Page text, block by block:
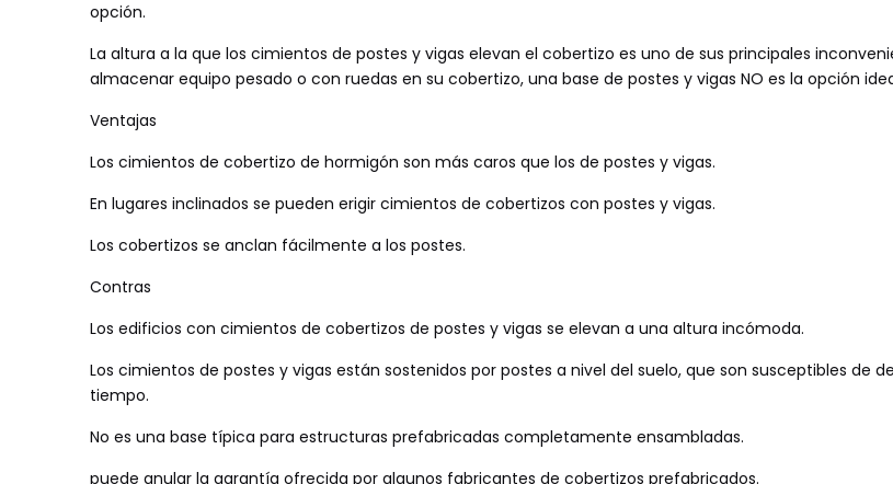
opción.
La altura a la que los cimientos de postes y vigas elevan el cobertizo es uno de sus principales
almacenar equipo pesado o con ruedas en su cobertizo, una base de postes y vigas NO es la opción
Ventajas
Los cimientos de cobertizo de hormigón son más caros que los de postes y vigas.
En lugares inclinados se pueden erigir cimientos de cobertizos con postes y vigas.
Los cobertizos se anclan fácilmente a los postes.
Contras
Los edificios con cimientos de cobertizos de postes y vigas se elevan a una altura incómoda.
Los cimientos de postes y vigas están sostenidos por postes a nivel del suelo, que son susceptibles de
tiempo.
No es una base típica para estructuras prefabricadas completamente ensambladas.
puede anular la garantía ofrecida por algunos fabricantes de cobertizos prefabricados.